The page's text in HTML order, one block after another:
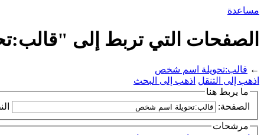
مساعدة
الصفحات التي تربط إلى
← قالب:تحويلة اسم شخص
اذهب إلى التنقل اذهب إلى البحث
ما يربط هنا
الصفحة:
مرشحات